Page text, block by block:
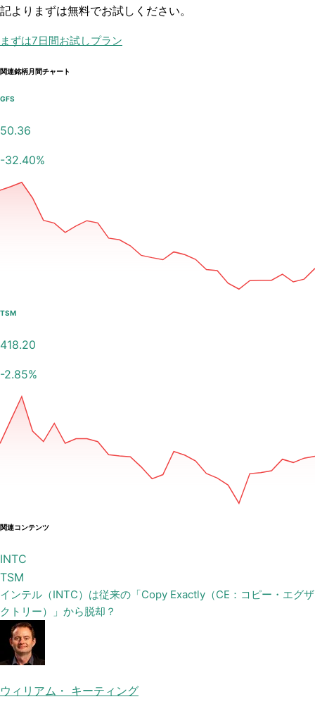
記よりまずは無料でお試しください。
まずは7日間お試しプラン
関連銘柄月間チャート
GFS
50.36
-32.40%
TSM
418.20
-2.85%
関連コンテンツ
INTC
TSM
インテル（INTC）は従来の「Copy Exactly（CE：コピー・エグザ
クトリー）」から脱却？
ウィリアム・ キーティング